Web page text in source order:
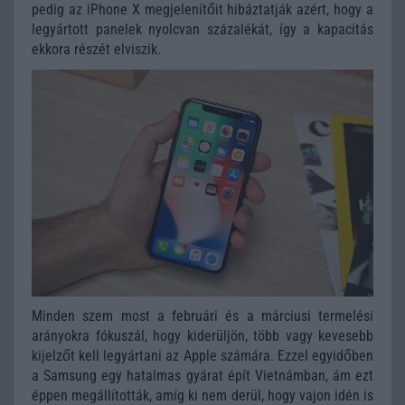
pedig az iPhone X megjelenítőit hibáztatják azért, hogy a
legyártott panelek nyolcvan százalékát, így a kapacitás
ekkora részét elviszik.
Minden szem most a februári és a márciusi termelési
arányokra fókuszál, hogy kiderüljön, több vagy kevesebb
kijelzőt kell legyártani az Apple számára. Ezzel egyidőben
a Samsung egy hatalmas gyárat épít Vietnámban, ám ezt
éppen megállították, amíg ki nem derül, hogy vajon idén is